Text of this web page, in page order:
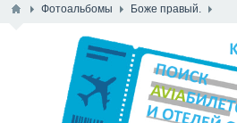
Фотоальбомы Боже правый.